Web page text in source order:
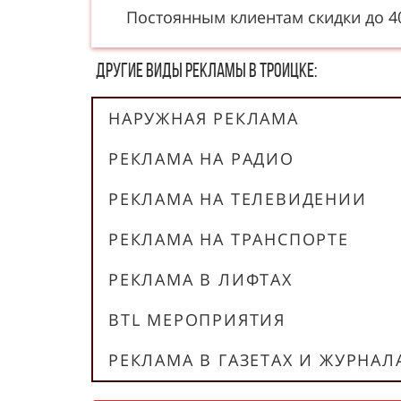
Постоянным клиентам скидки до
Другие в​​​​иды рекламы в Троицке:
НАРУЖНАЯ РЕКЛАМА
РЕКЛАМА НА РАДИО
РЕКЛАМА НА ТЕЛЕВИДЕНИИ
РЕКЛАМА НА ТРАНСПОРТЕ
РЕКЛАМА В ЛИФТАХ
BTL МЕРОПРИЯТИЯ
РЕКЛАМА В ГАЗЕТАХ И